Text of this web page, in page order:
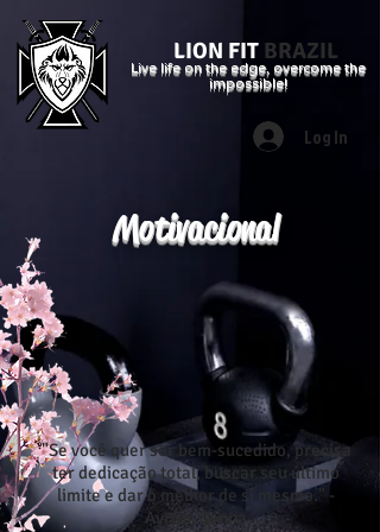
LION FIT BRAZIL
Live life on the edge, overcome the
impossible!
Log In
Motivacional
"Se você quer ser bem-sucedido, precisa
ter dedicação total, buscar seu último
limite e dar o melhor de si mesmo." -
Ayrton Senna